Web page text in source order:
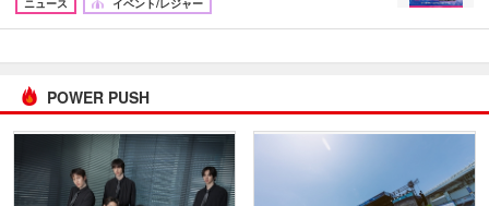
ニュース
イベント/レジャー
POWER PUSH